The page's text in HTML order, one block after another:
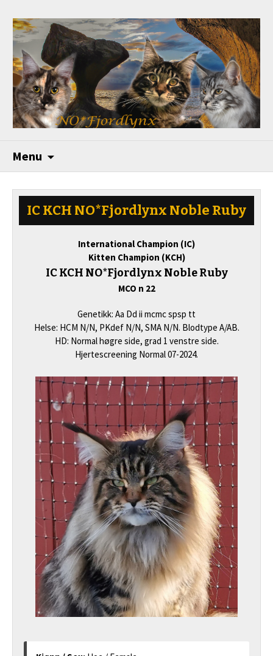
Menu
IC KCH NO*Fjordlynx Noble Ruby
International Champion (IC)
Kitten Champion (KCH)
IC KCH NO*Fjordlynx Noble Ruby
MCO n 22
Genetikk: Aa Dd ii mcmc spsp tt
Helse: HCM N/N, PKdef N/N, SMA N/N. Blodtype A/AB.
HD: Normal høgre side, grad 1 venstre side.
Hjertescreening Normal 07-2024.